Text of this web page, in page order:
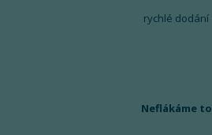
rychlé dodání
Neflákáme to